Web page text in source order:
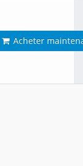
Acheter